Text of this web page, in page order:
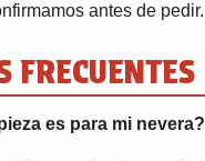
antes de pedir.
FRECUENTES
es para mi nevera?